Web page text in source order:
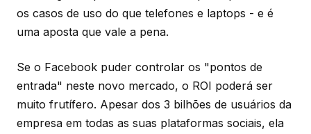
os casos de uso do que telefones e laptops - e é
uma aposta que vale a pena.
Se o Facebook puder controlar os "pontos de
entrada" neste novo mercado, o ROI poderá ser
muito frutífero. Apesar dos 3 bilhões de usuários da
empresa em todas as suas plataformas sociais, ela